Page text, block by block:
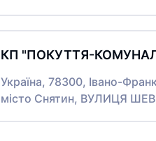
КП "ПОКУТТЯ-
Україна, 78300, Івано-
місто Снятин, ВУЛИЦЯ